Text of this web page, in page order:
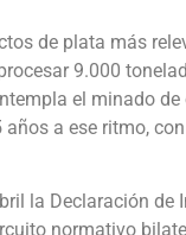
de plata más
9.000
el minado
a ese ritmo,
la Declaración de
normativo